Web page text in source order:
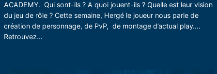
ACADEMY. Qui sont-ils ? A quoi jouent-ils ? Quelle est leur vision
du jeu de rôle ? Cette semaine, Hergé le joueur nous parle de
création de personnage, de PvP, de montage d’actual play….
Retrouvez…